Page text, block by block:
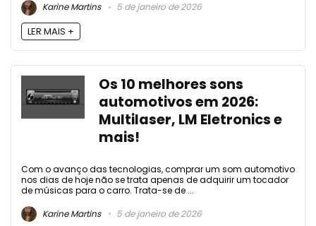
Karine Martins
5 de janeiro de 2026
LER MAIS +
Os 10 melhores sons
automotivos em 2026:
Multilaser, LM Eletronics e
mais!
Com o avanço das tecnologias, comprar um som automotivo
nos dias de hoje não se trata apenas de adquirir um tocador
de músicas para o carro. Trata-se de ...
Karine Martins
5 de janeiro de 2026